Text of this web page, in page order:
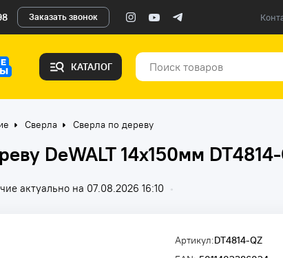
Заказать звонок
КАТАЛОГ
Сверла Сверла по дереву
DeWALT 14x150мм
актуально на 07.08.2026 16:10 •
Артикул:DT4814-QZ